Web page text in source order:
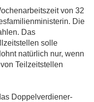
von 32
Die
Das
solle
natürlich nur, wenn
Teilzeitstellen
Doppelverdiener-